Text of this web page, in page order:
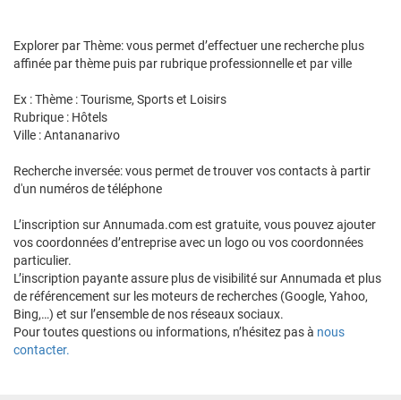
Explorer par Thème: vous permet d’effectuer une recherche plus
affinée par thème puis par rubrique professionnelle et par ville
Ex : Thème : Tourisme, Sports et Loisirs
Rubrique : Hôtels
Ville : Antananarivo
Recherche inversée: vous permet de trouver vos contacts à partir
d'un numéros de téléphone
L’inscription sur Annumada.com est gratuite, vous pouvez ajouter
vos coordonnées d’entreprise avec un logo ou vos coordonnées
particulier.
L’inscription payante assure plus de visibilité sur Annumada et plus
de référencement sur les moteurs de recherches (Google, Yahoo,
Bing,…) et sur l’ensemble de nos réseaux sociaux.
Pour toutes questions ou informations, n’hésitez pas à nous
contacter.